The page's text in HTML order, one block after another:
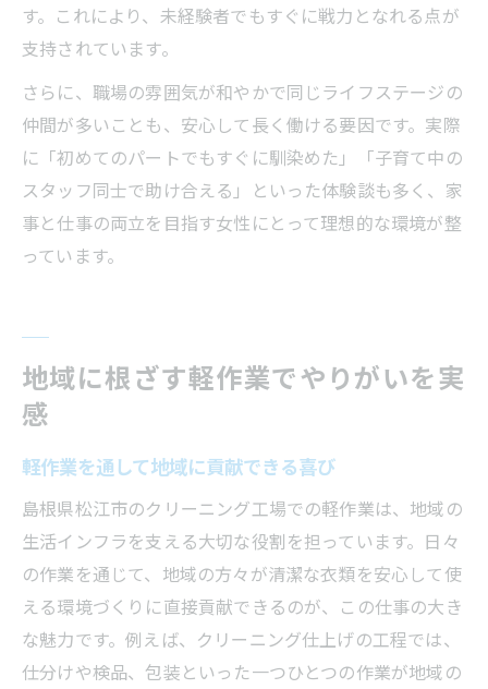
す。これにより、未経験者でもすぐに戦力となれる点が
支持されています。
さらに、職場の雰囲気が和やかで同じライフステージの
仲間が多いことも、安心して長く働ける要因です。実際
に「初めてのパートでもすぐに馴染めた」「子育て中の
スタッフ同士で助け合える」といった体験談も多く、家
事と仕事の両立を目指す女性にとって理想的な環境が整
っています。
地域に根ざす軽作業でやりがいを実
感
軽作業を通して地域に貢献できる喜び
島根県松江市のクリーニング工場での軽作業は、地域の
生活インフラを支える大切な役割を担っています。日々
の作業を通じて、地域の方々が清潔な衣類を安心して使
える環境づくりに直接貢献できるのが、この仕事の大き
な魅力です。例えば、クリーニング仕上げの工程では、
仕分けや検品、包装といった一つひとつの作業が地域の